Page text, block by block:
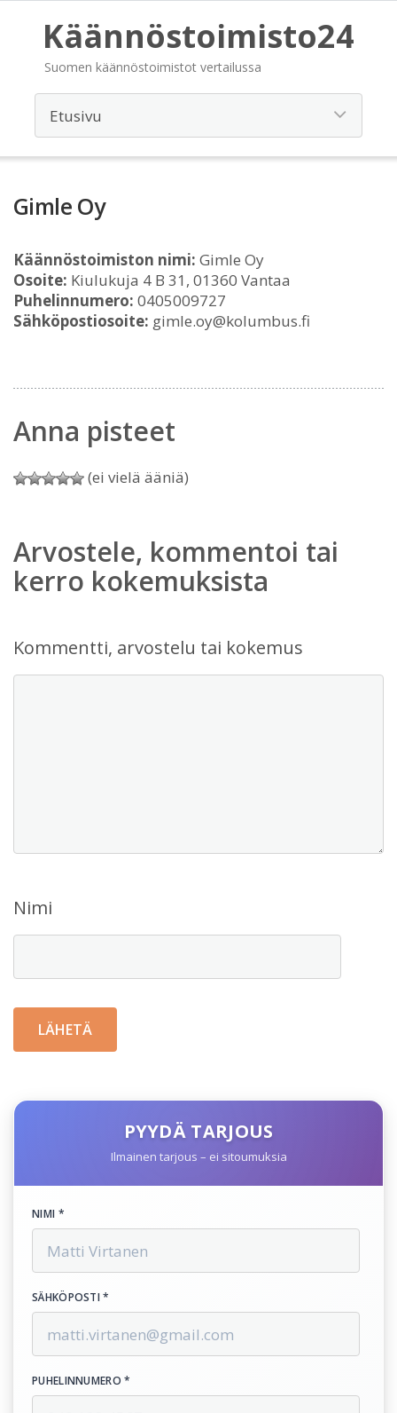
Käännöstoimisto24
Suomen käännöstoimistot vertailussa
Gimle Oy
Käännöstoimiston nimi: Gimle Oy
Osoite: Kiulukuja 4 B 31, 01360 Vantaa
Puhelinnumero: 0405009727
Sähköpostiosoite: gimle.oy@kolumbus.fi
Anna pisteet
(ei vielä ääniä)
Arvostele, kommentoi tai
kerro kokemuksista
Kommentti, arvostelu tai kokemus
Nimi
PYYDÄ TARJOUS
Ilmainen tarjous – ei sitoumuksia
NIMI *
SÄHKÖPOSTI *
PUHELINNUMERO *